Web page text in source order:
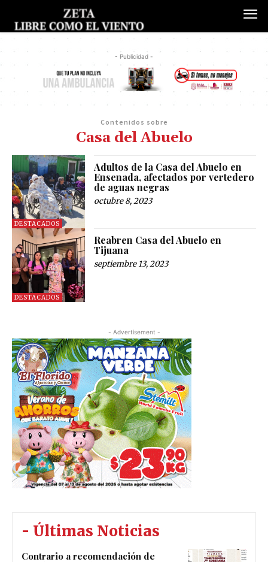
- Publicidad -
Contenidos sobre
Casa del Abuelo
DESTACADOS
Adultos de la Casa del Abuelo en
Ensenada, afectados por vertedero
de aguas negras
octubre 8, 2023
DESTACADOS
Reabren Casa del Abuelo en
Tijuana
septiembre 13, 2023
- Advertisement -
- Últimas Noticias
Contrario a recomendación de